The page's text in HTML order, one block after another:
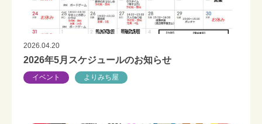
2026.04.20
2026年5月スケジュールのお知らせ
イベント よりみち屋